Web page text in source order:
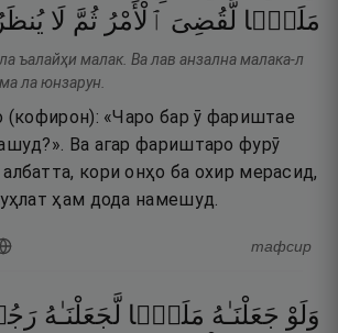
مَلَكًۭا لَّقُضِىَ ٱلْأَمْرُ ثُمَّ لَا
ъалайҳи малак. Ва лав анзална малака-л
ла юнзарун.
(кофирон): «Чаро бар ӯ фариштае
Ва агар фариштаро фурӯ
кори онҳо ба охир мерасид,
ҳам дода намешуд.
тафсир
وَلَوْ جَعَلْنَـٰهُ مَلَكًۭا لَّجَعَلْنَـٰهُ